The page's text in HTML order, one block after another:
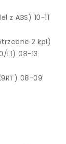
z ABS) 10-11
2 kpl)
L1) 08-13
08-09